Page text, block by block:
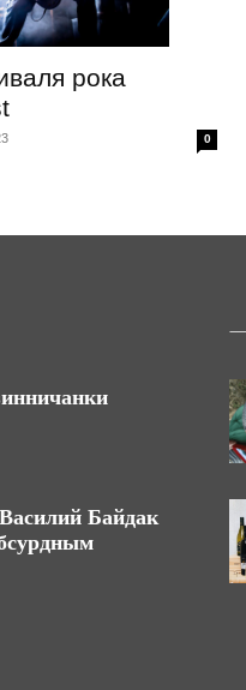
рока
0
Байдак